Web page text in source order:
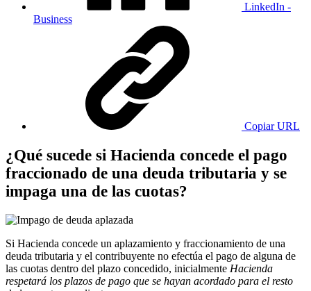
LinkedIn -
Business
Copiar URL
¿Qué sucede si Hacienda concede el pago
fraccionado de una deuda tributaria y se
impaga una de las cuotas?
Si Hacienda concede un aplazamiento y fraccionamiento de una
deuda tributaria y el contribuyente no efectúa el pago de alguna de
las cuotas dentro del plazo concedido, inicialmente Hacienda
respetará los plazos de pago que se hayan acordado para el resto